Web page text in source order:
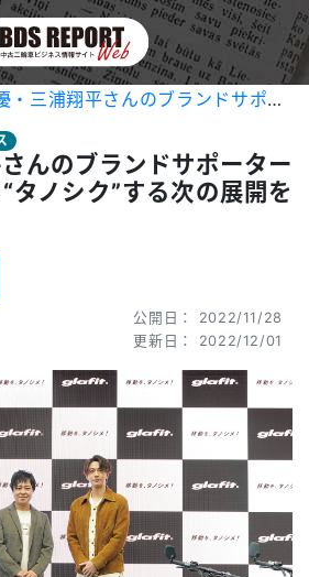
翔平さんのブランドサポーター就任と、移動を“タノシク”する次の展開を発表
んのブランドサポーター
タノシク”する次の展開を
公開日： 2022/11/28
更新日： 2022/12/01